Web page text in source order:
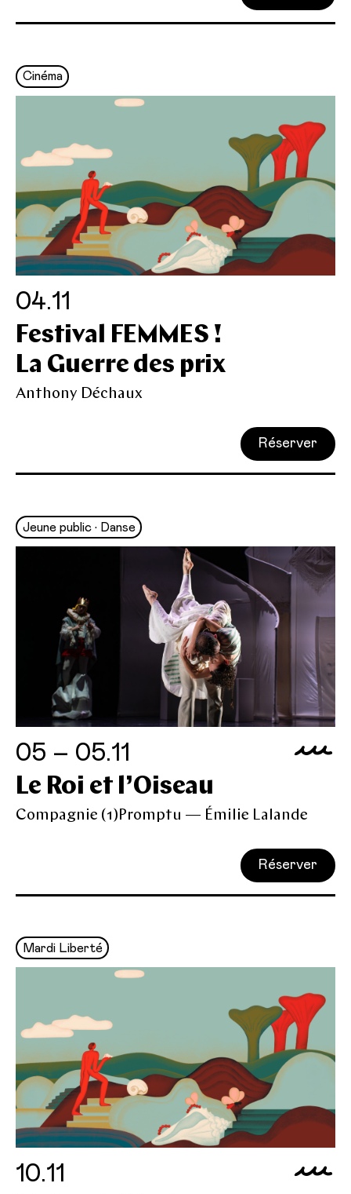
Cinéma
04.11
Festival FEMMES !
La Guerre des prix
Anthony Déchaux
Réserver
Jeune public • Danse
05 – 05.11
Le Roi et l’Oiseau
Compagnie (1)Promptu — Émilie Lalande
Réserver
Mardi Liberté
10.11